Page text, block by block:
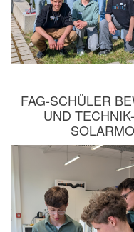
FAG-SCHÜLER
UND